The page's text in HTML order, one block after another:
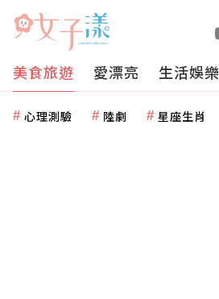
美食旅遊 愛漂亮 生活娛樂
心理測驗 陸劇 星座生肖